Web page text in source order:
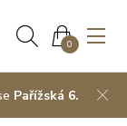
0
Pařížská 6.